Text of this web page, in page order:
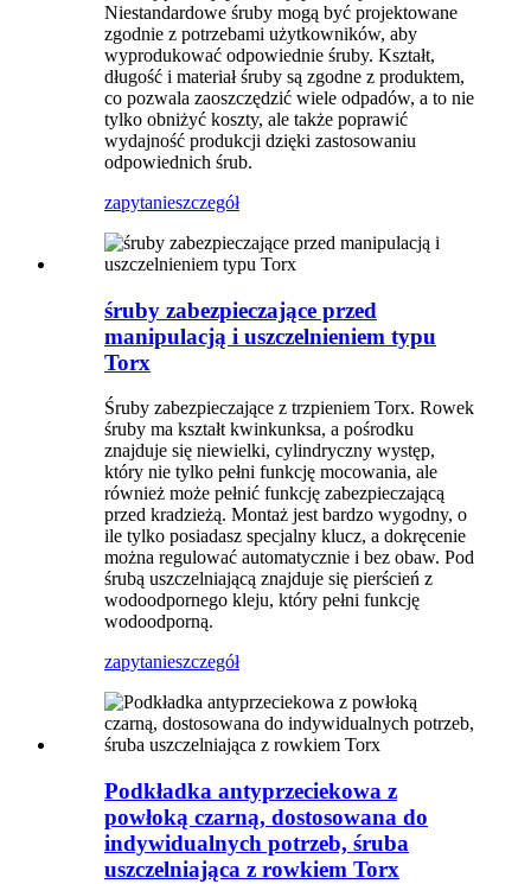
Niestandardowe śruby mogą być projektowane
zgodnie z potrzebami użytkowników, aby
wyprodukować odpowiednie śruby. Kształt,
długość i materiał śruby są zgodne z produktem,
co pozwala zaoszczędzić wiele odpadów, a to nie
tylko obniżyć koszty, ale także poprawić
wydajność produkcji dzięki zastosowaniu
odpowiednich śrub.
zapytanieszczegół
śruby zabezpieczające przed
manipulacją i uszczelnieniem typu
Torx
Śruby zabezpieczające z trzpieniem Torx. Rowek
śruby ma kształt kwinkunksa, a pośrodku
znajduje się niewielki, cylindryczny występ,
który nie tylko pełni funkcję mocowania, ale
również może pełnić funkcję zabezpieczającą
przed kradzieżą. Montaż jest bardzo wygodny, o
ile tylko posiadasz specjalny klucz, a dokręcenie
można regulować automatycznie i bez obaw. Pod
śrubą uszczelniającą znajduje się pierścień z
wodoodpornego kleju, który pełni funkcję
wodoodporną.
zapytanieszczegół
Podkładka antyprzeciekowa z
powłoką czarną, dostosowana do
indywidualnych potrzeb, śruba
uszczelniająca z rowkiem Torx